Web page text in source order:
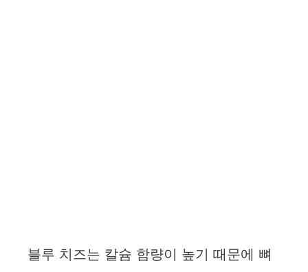
블루 치즈는 칼슘 함량이 높기 때문에 뼈